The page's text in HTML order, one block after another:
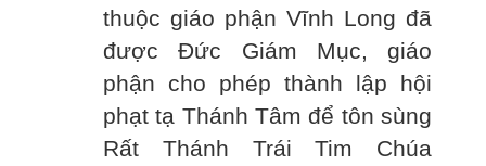
thuộc giáo phận Vĩnh Long đã
được Đức Giám Mục, giáo
phận cho phép thành lập hội
phạt tạ Thánh Tâm để tôn sùng
Rất Thánh Trái Tim Chúa